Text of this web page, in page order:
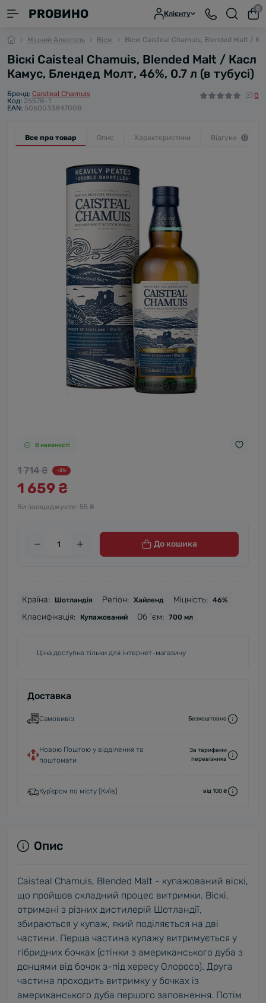
PROВИНО Клієнту
0
Міцний Алкоголь Віскі Віскі Caisteal Chamuis, Blended Malt /
Віскі Caisteal Chamuis, Blended Malt / Касл
Камус, Блендед Молт, 46%, 0.7 л (в тубусі)
Бренд: Caisteal Chamuis
Код: 25578-1
EAN: 5060033847008
0
Все про товар Опис Характеристики Відгуки 0
В наявності
1 714 ₴ -3%
1 659 ₴
Ви заощаджуєте: 55 ₴
До кошика
Країна: Шотландія Регіон: Хайленд Міцність: 46%
Класифікація: Купажований Об `єм: 700 мл
Ціна доступна тільки для інтернет-магазину
Доставка
Самовивіз Безкоштовно
Новою Поштою у відділення та
поштомати
За тарифами
перевізника
Курʼєром по місту (Київ) від 100 ₴
Опис
Caisteal Chamuis, Blended Malt - купажований віскі,
що пройшов складний процес витримки. Віскі,
отримані з різних дистилерій Шотландії,
збираються у купаж, який поділяється на дві
частини. Перша частина купажу витримується у
гібридних бочках (стінки з американського дуба з
донцями від бочок з-під хересу Олоросо). Друга
частина проходить витримку у бочках із
американського дуба першого заповнення. Потім